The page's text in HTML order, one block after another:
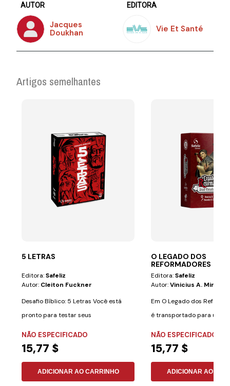
AUTOR
Jacques
Doukhan
EDITORA
Vie Et Santé
Artigos semelhantes
5 LETRAS
Editora:Safeliz
Autor: Cleiton Fuckner
Desafio Bíblico: 5 Letras Você está
pronto para testar seus
NÃO ESPECIFICADO
15,77 $
ADICIONAR AO CARRINHO
O LEGADO DOS
REFORMADORES
Editora:Safeliz
Autor:Vinicius A. Miranda
Em O Legado dos
é transportado para um
NÃO ESPECIFICADO
15,77 $
ADICIONAR AO